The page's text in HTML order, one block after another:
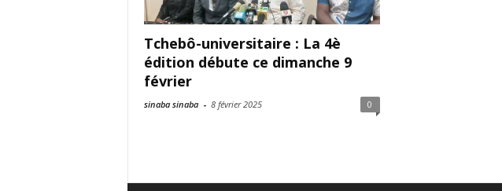
Tchebô-universitaire : La 4è
édition débute ce dimanche 9
février
sinaba sinaba - 8 février 2025 0